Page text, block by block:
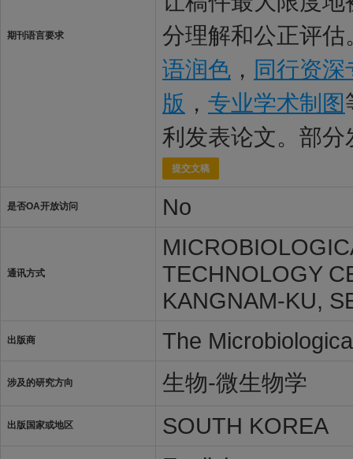
期刊语言要求
分理解和公正评
语润色 ， 同行资深
版 ， 专业学术制图
利发表论文。部
提交文稿
是否OA开放访问 No
通讯方式
TECHNOLOGY
KANGNAM-KU,
出版商 The
涉及的研究方向 生物-微生物学
出版国家或地区 SOUTH KOREA